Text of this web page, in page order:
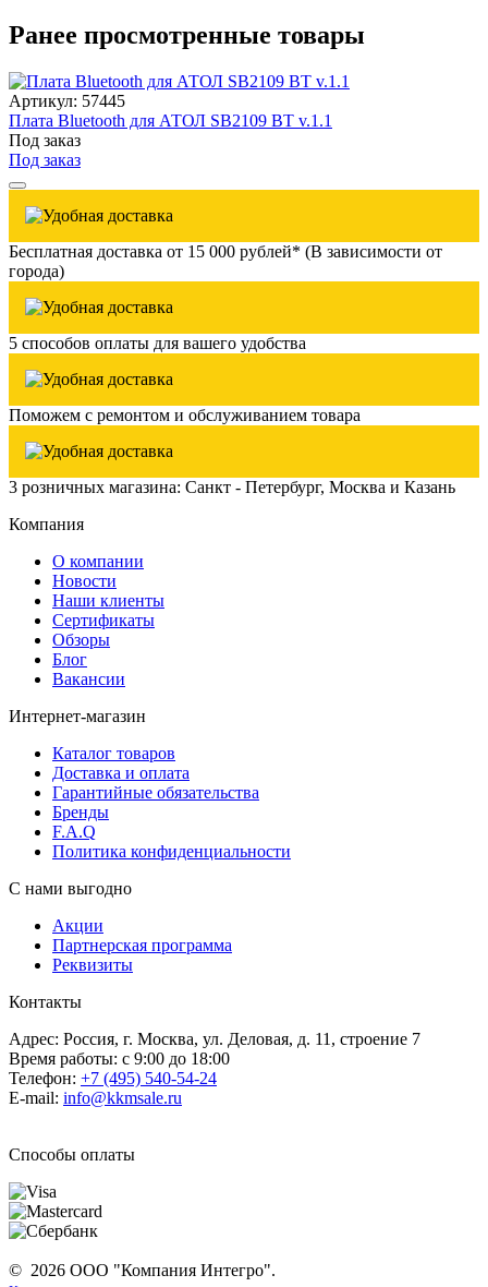
Ранее просмотренные товары
Артикул: 57445
Плата Bluetooth для АТОЛ SB2109 BT v.1.1
Под заказ
Под заказ
Бесплатная доставка от 15 000 рублей* (В зависимости от
города)
5 способов оплаты для вашего удобства
Поможем с ремонтом и обслуживанием товара
3 розничных магазина: Санкт - Петербург, Москва и Казань
Компания
О компании
Новости
Наши клиенты
Сертификаты
Обзоры
Блог
Вакансии
Интернет-магазин
Каталог товаров
Доставка и оплата
Гарантийные обязательства
Бренды
F.A.Q
Политика конфиденциальности
С нами выгодно
Акции
Партнерская программа
Реквизиты
Контакты
Адрес: Россия, г. Москва, ул. Деловая, д. 11, строение 7
Время работы: с 9:00 до 18:00
Телефон: +7 (495) 540-54-24
E-mail: info@kkmsale.ru
Способы оплаты
© 2026 ООО "Компания Интегро".